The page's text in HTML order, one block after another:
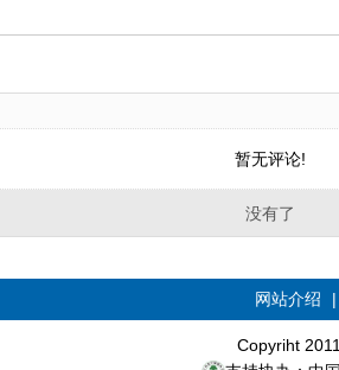
暂无评论!
没有了
网站介绍
Copyriht